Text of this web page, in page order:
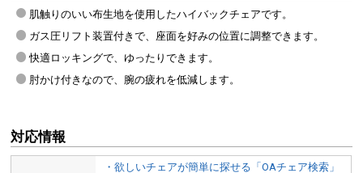
肌触りのいい布生地を使用したハイバックチェアです。
ガス圧リフト装置付きで、座面を好みの位置に調整できます。
快適ロッキングで、ゆったりできます。
肘かけ付きなので、腕の疲れを低減します。
対応情報
・欲しいチェアが簡単に探せる「OAチェア検索」